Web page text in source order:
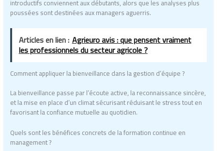
introductifs conviennent aux débutants, alors que les analyses plus
poussées sont destinées aux managers aguerris.
Articles en lien : Agrieuro avis : que pensent vraiment
les professionnels du secteur agricole ?
Comment appliquer la bienveillance dans la gestion d’équipe ?
La bienveillance passe par l’écoute active, la reconnaissance sincère,
et la mise en place d’un climat sécurisant réduisant le stress tout en
favorisant la confiance mutuelle au quotidien.
Quels sont les bénéfices concrets de la formation continue en
management ?